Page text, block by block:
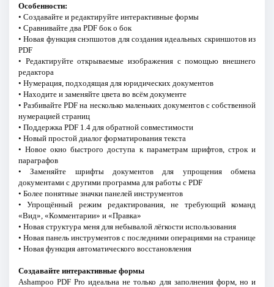
Особенности:
• Создавайте и редактируйте интерактивные формы
• Сравнивайте два PDF бок о бок
• Новая функция снэпшотов для создания идеальных скриншотов из
PDF
• Редактируйте открываемые изображения с помощью внешнего
редактора
• Нумерация, подходящая для юридических документов
• Находите и заменяйте цвета во всём документе
• Разбивайте PDF на несколько маленьких документов с собственной
нумерацией страниц
• Поддержка PDF 1.4 для обратной совместимости
• Новый простой диалог форматирования текста
• Новое окно быстрого доступа к параметрам шрифтов, строк и
параграфов
• Заменяйте шрифты документов для упрощения обмена
документами с другими программа для работы с PDF
• Более понятные значки панелей инструментов
• Упрощённый режим редактирования, не требующий команд
«Вид», «Комментарии» и «Правка»
• Новая структура меня для небывалой лёгкости использования
• Новая панель инструментов с последними операциями на странице
• Новая функция автоматического восстановления
Создавайте интерактивные формы
Ashampoo PDF Pro идеальна не только для заполнения форм, но и